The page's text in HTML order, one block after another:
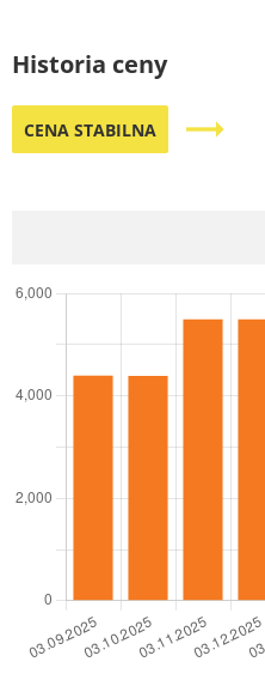
Historia ceny
CENA STABILNA trending_flat